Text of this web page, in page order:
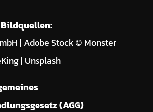
| Adobe Stock © Monster
| Unsplash
(AGG)